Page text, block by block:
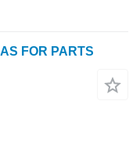
FOR PARTS